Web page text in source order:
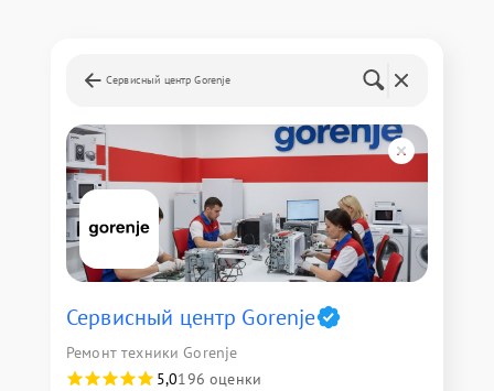
Сервисный центр Gorenje
Сервисный центр Gorenje
Ремонт техники Gorenje
5,0196 оценки